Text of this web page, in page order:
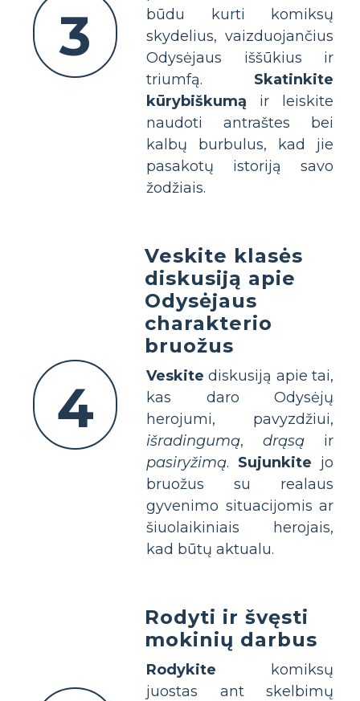
3
būdu kurti komiksų
skydelius, vaizduojančius
Odysėjaus iššūkius ir
triumfą. Skatinkite
kūrybiškumą ir leiskite
naudoti antraštes bei
kalbų burbulus, kad jie
pasakotų istoriją savo
žodžiais.
4
Veskite klasės
diskusiją apie
Odysėjaus
charakterio
bruožus
Veskite diskusiją apie tai,
kas daro Odysėjų
herojumi, pavyzdžiui,
išradingumą, drąsą ir
pasiryžimą. Sujunkite jo
bruožus su realaus
gyvenimo situacijomis ar
šiuolaikiniais herojais,
kad būtų aktualu.
Rodyti ir švęsti
mokinių darbus
Rodykite komiksų
juostas ant skelbimų